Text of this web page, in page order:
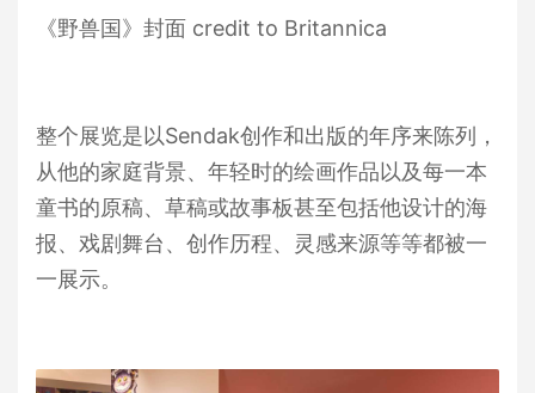
《野兽国》封面 credit to Britannica
整个展览是以Sendak创作和出版的年序来陈列，
从他的家庭背景、年轻时的绘画作品以及每一本
童书的原稿、草稿或故事板甚至包括他设计的海
报、戏剧舞台、创作历程、灵感来源等等都被一
一展示。